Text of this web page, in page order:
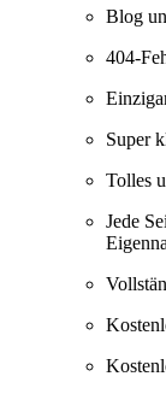
Blog
404-
Super
Tolles
Jede